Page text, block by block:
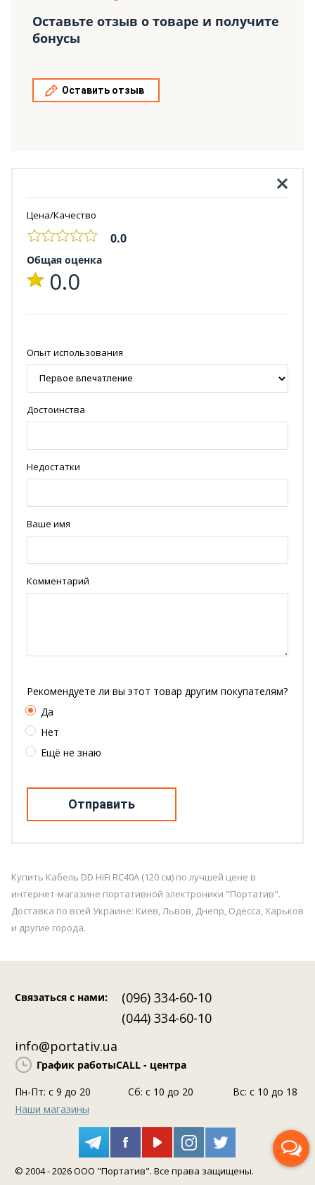
Оставьте отзыв о товаре и получите
бонусы
Оставить отзыв
Цена/Качество
0.0
Общая оценка
0.0
Опыт использования
Достоинства
Недостатки
Ваше имя
Комментарий
Рекомендуете ли вы этот товар другим покупателям?
Да
Нет
Ещё не знаю
Отправить
Купить Кабель DD HiFi RC40A (120 cм) по лучшей цене в
интернет-магазине портативной электроники "Портатив".
Доставка по всей Украине: Киев, Львов, Днепр, Одесса, Харьков
и другие города.
Связаться с нами:
(096) 334-60-10
(044) 334-60-10
info@portativ.ua
График работыCALL - центра
Пн-Пт: c 9 до 20
Сб: с 10 до 20
Вс: с 10 до 18
Наши магазины
© 2004 - 2026 ООО "Портатив". Все права защищены.
Перезвоните мне